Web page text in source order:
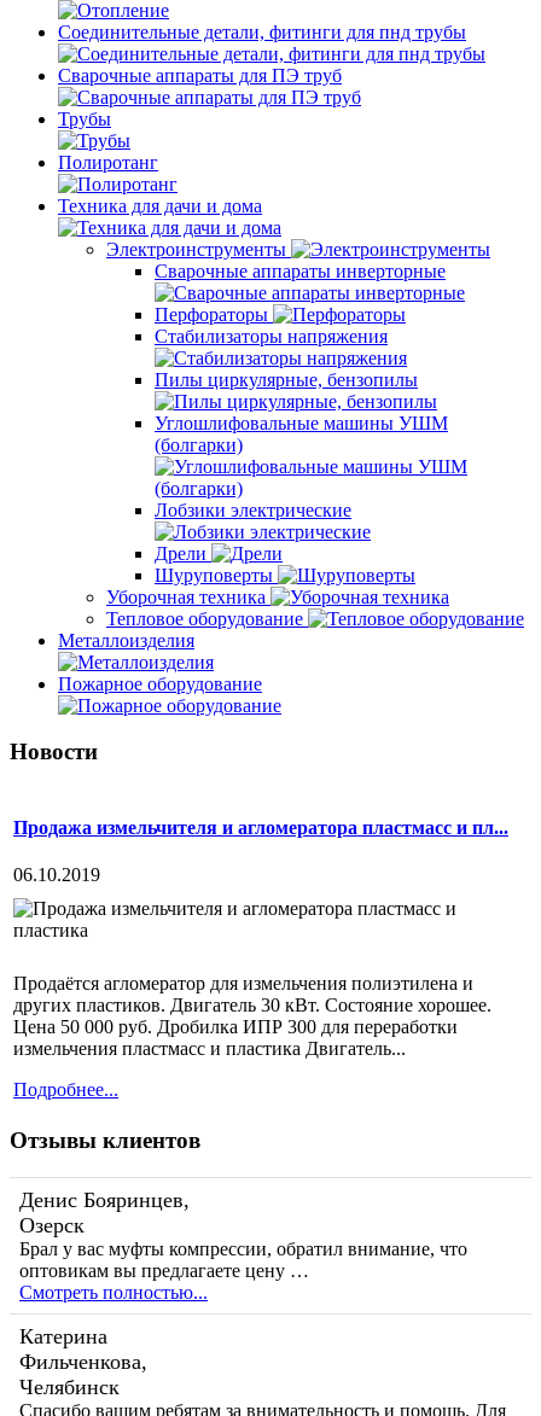
Соединительные детали, фитинги для пнд трубы
Сварочные аппараты для ПЭ труб
Трубы
Полиротанг
Техника для дачи и дома
Электроинструменты
Сварочные аппараты инверторные
Перфораторы
Стабилизаторы напряжения
Пилы циркулярные, бензопилы
Углошлифовальные машины УШМ
(болгарки)
Лобзики электрические
Дрели
Шуруповерты
Уборочная техника
Тепловое оборудование
Металлоизделия
Пожарное оборудование
Новости
Продажа измельчителя и агломератора пластмасс и пл...
06.10.2019
Продаётся агломератор для измельчения полиэтилена и
других пластиков. Двигатель 30 кВт. Состояние хорошее.
Цена 50 000 руб. Дробилка ИПР 300 для переработки
измельчения пластмасс и пластика Двигатель...
Подробнее...
Отзывы клиентов
Денис Бояринцев,
Озерск
Брал у вас муфты компрессии, обратил внимание, что
оптовикам вы предлагаете цену …
Смотреть полностью...
Катерина
Фильченкова,
Челябинск
Спасибо вашим ребятам за внимательность и помощь. Для